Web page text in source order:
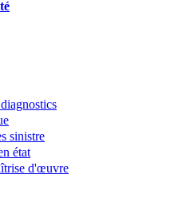
sinistre
état
d'œuvre